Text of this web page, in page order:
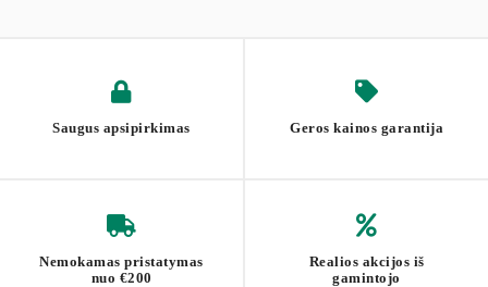
Saugus apsipirkimas Geros kainos garantija
Nemokamas pristatymas
nuo €200
Realios akcijos iš
gamintojo